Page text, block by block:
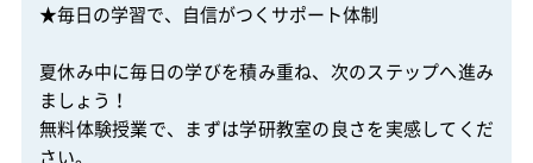
★毎日の学習で、自信がつくサポート体制
夏休み中に毎日の学びを積み重ね、次のステップへ進み
ましょう！
無料体験授業で、まずは学研教室の良さを実感してくだ
さい。